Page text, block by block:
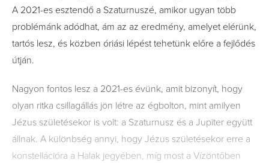
A 2021-es esztendő a Szaturnuszé, amikor ugyan több
problémánk adódhat, ám az az eredmény, amelyet elérünk,
tartós lesz, és közben óriási lépést tehetünk előre a fejlődés
útján.
Nagyon fontos lesz a 2021-es évünk, amit bizonyít, hogy
olyan ritka csillagállás jön létre az égbolton, mint amilyen
Jézus születésekor is volt: a Szaturnusz és a Jupiter együtt
állnak. A különbség annyi, hogy Jézus születésekor erre a
konstellációra a Halak jegyében, míg most a Vízöntőben